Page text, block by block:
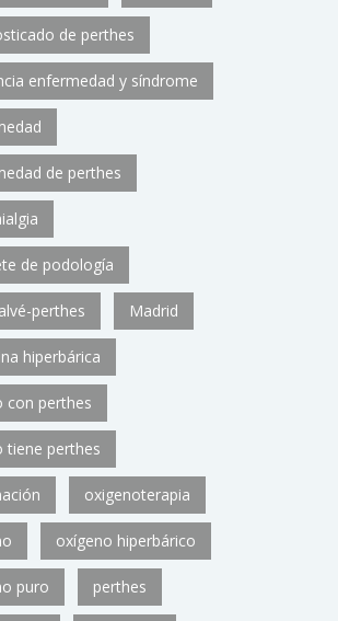
de perthes
enfermedad y síndrome
de perthes
de podología
perthes Madrid
hiperbárica
con perthes
tiene perthes
oxigenoterapia
oxígeno hiperbárico
puro perthes